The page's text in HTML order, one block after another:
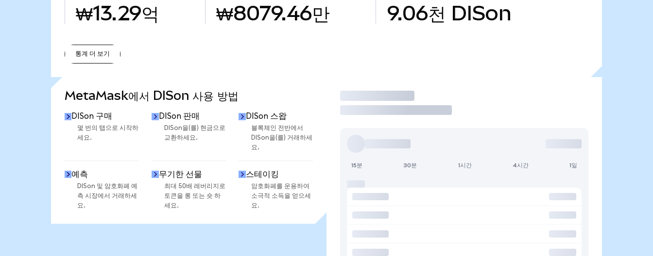
₩13.29억 ₩8079.46만 9.06천 DISon
통계 더 보기
MetaMask에서 DISon 사용 방법
DISon 구매
몇 번의 탭으로 시작하
세요.
DISon 판매
DISon을(를) 현금으로
교환하세요.
DISon 스왑
블록체인 전반에서
DISon을(를) 거래하세
요.
예측
DISon 및 암호화폐 예
측 시장에서 거래하세
요.
무기한 선물
최대 50배 레버리지로
토큰을 롱 또는 숏 하
세요.
스테이킹
암호화폐를 운용하여
소극적 소득을 얻으세
요.
거래
15분 30분 1시간 4시간 1일